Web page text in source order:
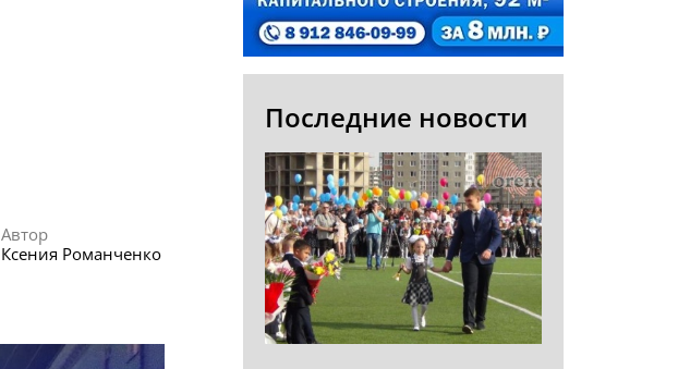
Автор
Ксения Романченко
Последние новости